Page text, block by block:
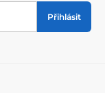
Přihlásit